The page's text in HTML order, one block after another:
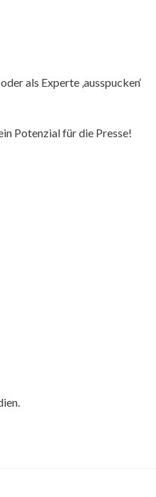
als Experte ‚ausspucken‘
Potenzial für die Presse!